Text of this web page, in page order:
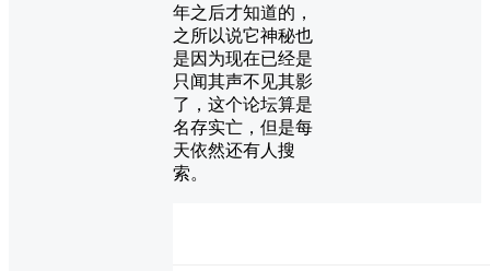
年之后才知道的，
之所以说它神秘也
是因为现在已经是
只闻其声不见其影
了，这个论坛算是
名存实亡，但是每
天依然还有人搜
索。